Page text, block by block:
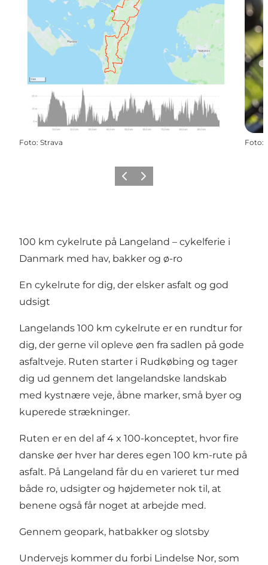
Foto: Strava Foto:
ForrigeNæste
100 km cykelrute på Langeland – cykelferie i
Danmark med hav, bakker og ø-ro
En cykelrute for dig, der elsker asfalt og god
udsigt
Langelands 100 km cykelrute er en rundtur for
dig, der gerne vil opleve øen fra sadlen på gode
asfaltveje. Ruten starter i Rudkøbing og tager
dig ud gennem det langelandske landskab
med kystnære veje, åbne marker, små byer og
kuperede strækninger.
Ruten er en del af 4 x 100-konceptet, hvor fire
danske øer hver har deres egen 100 km-rute på
asfalt. På Langeland får du en varieret tur med
både ro, udsigter og højdemeter nok til, at
benene også får noget at arbejde med.
Gennem geopark, hatbakker og slotsby
Undervejs kommer du forbi Lindelse Nor, som